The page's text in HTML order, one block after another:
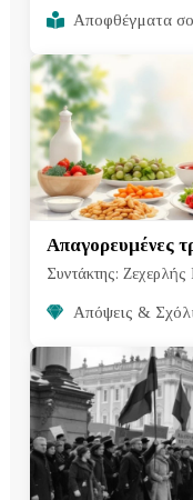
Αποφθέγματα
Απαγορευμένες
Συντάκτης:
Απόψεις &